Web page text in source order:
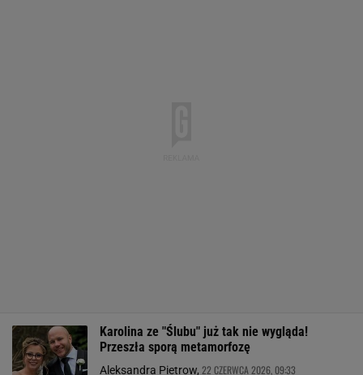
Karolina ze "Ślubu" już tak nie wygląda!
Przeszła sporą metamorfozę
Aleksandra Pietrow, 22 CZERWCA 2026, 09:33